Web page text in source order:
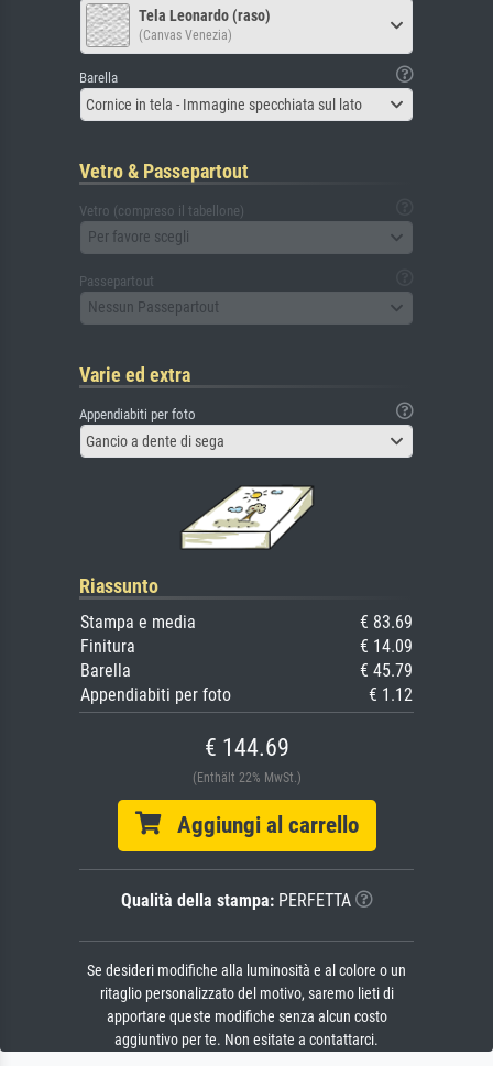
Tela Leonardo (raso)
(Canvas Venezia)
Barella
Cornice in tela - Immagine specchiata sul lato
Vetro & Passepartout
Vetro (compreso il tabellone)
Per favore scegli
Passepartout
Nessun Passepartout
Varie ed extra
Appendiabiti per foto
Gancio a dente di sega
Riassunto
Stampa e media
€ 83.69
Finitura
€ 14.09
Barella
€ 45.79
Appendiabiti per foto
€ 1.12
€ 144.69
(Enthält 22% MwSt.)
Aggiungi al carrello
Qualità della stampa:PERFETTA
Se desideri modifiche alla luminosità e al colore o un
ritaglio personalizzato del motivo, saremo lieti di
apportare queste modifiche senza alcun costo
aggiuntivo per te. Non esitate a contattarci.